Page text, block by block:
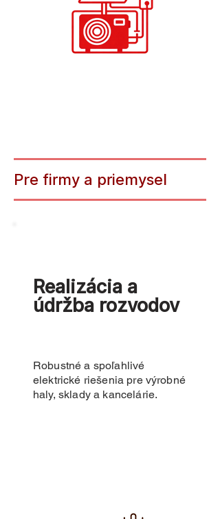
Pre firmy a priemysel
Realizácia a
údržba rozvodov
Robustné a spoľahlivé
elektrické riešenia pre výrobné
haly, sklady a kancelárie.